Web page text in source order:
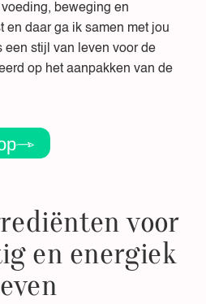
beweging en
en daar ga ik samen met jou
een stijl van leven voor de
op het aanpakken van de
voor
en energiek